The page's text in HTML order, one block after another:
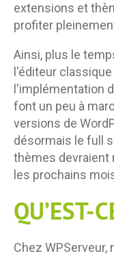
extensions et
profiter
Ainsi, plus le
l'éditeur
l'implémentation
font un peu à
versions de
désormais le full
thèmes devraient
les prochains
QU’EST-
Chez